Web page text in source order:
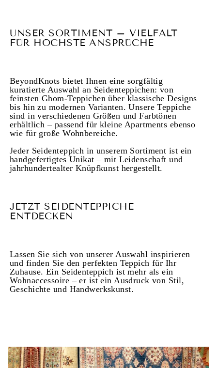
UNSER SORTIMENT – VIELFALT
FÜR HÖCHSTE ANSPRÜCHE
BeyondKnots bietet Ihnen eine sorgfältig
kuratierte Auswahl an Seidenteppichen: von
feinsten Ghom-Teppichen über klassische Designs
bis hin zu modernen Varianten. Unsere Teppiche
sind in verschiedenen Größen und Farbtönen
erhältlich – passend für kleine Apartments ebenso
wie für große Wohnbereiche.
Jeder Seidenteppich in unserem Sortiment ist ein
handgefertigtes Unikat – mit Leidenschaft und
jahrhundertealter Knüpfkunst hergestellt.
JETZT SEIDENTEPPICHE
ENTDECKEN
Lassen Sie sich von unserer Auswahl inspirieren
und finden Sie den perfekten Teppich für Ihr
Zuhause. Ein Seidenteppich ist mehr als ein
Wohnaccessoire – er ist ein Ausdruck von Stil,
Geschichte und Handwerkskunst.